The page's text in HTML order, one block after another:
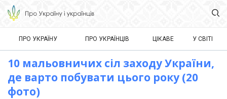
ПРО УКРАЇНУ ПРО УКРАЇНЦІВ ЦІКАВЕ У СВІТІ
10 мальовничих сіл заходу України,
де варто побувати цього року (20
фото)